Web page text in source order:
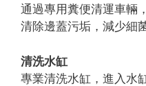
通過專用糞便清運車輛
清除邊蓋污垢，減少細
清洗水缸
專業清洗水缸，進入水